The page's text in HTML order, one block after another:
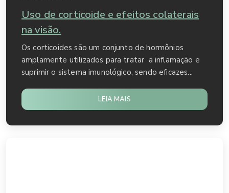
Uso de corticoide e efeitos colaterais
na visão.
Os corticoides são um conjunto de hormônios
amplamente utilizados para tratar a inflamação e
suprimir o sistema imunológico, sendo eficazes...
LEIA MAIS